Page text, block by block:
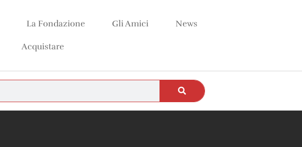
La Fondazione Gli Amici News
Acquistare